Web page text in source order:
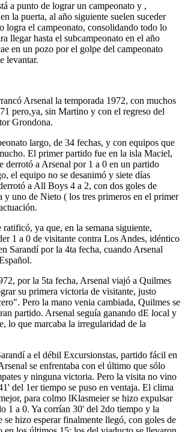
a punto de lograr un campeonato y ,
la puerta, al año siguiente suelen suceder
logra el campeonato, consolidando todo lo
llegar hasta el subcampeonato en el año
en un pozo por el golpe del campeonato
levantar.
Arsenal la temporada 1972, con muchos
pero,ya, sin Martino y con el regreso del
Grondona.
largo, de 34 fechas, y con equipos que
El primer partido fue en la isla Maciel,
derrotó a Arsenal por 1 a 0 en un partido
el equipo no se desanimó y siete días
a All Boys 4 a 2, con dos goles de
y uno de Nieto ( los tres primeros en el primer
ratificó, ya que, en la semana siguiente,
1 a 0 de visitante contra Los Andes, idéntico
Sarandí por la 4ta fecha, cuando Arsenal
por la 5ta fecha, Arsenal viajó a Quilmes
su primera victoria de visitante, justo
Pero la mano venia cambiada, Quilmes se
partido. Arsenal seguía ganando dE local y
lo que marcaba la irregularidad de la
a el débil Excursionstas, partido fácil en
se enfrentaba con el último que sólo
y ninguna victoria. Pero la visita no vino
del 1er tiempo se puso en ventaja. El clima
para colmo lKlasmeier se hizo expulsar
1 a 0. Ya corrían 30' del 2do tiempo y la
se hizo esperar finalmente llegó, con goles de